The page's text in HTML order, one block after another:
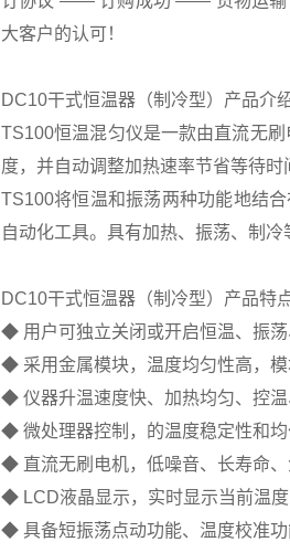
大客户的认可！
DC10干式恒温器（制冷型）产品介绍
TS100恒温混匀仪是一款由直流无
度，并自动调整加热速率节省等待时
TS100将恒温和振荡两种功能地结
自动化工具。具有加热、振荡、制冷
DC10干式恒温器（制冷型）产品特点
◆ 用户可独立关闭或开启恒温、振荡
◆ 采用金属模块，温度均匀性高，模
◆ 仪器升温速度快、加热均匀、控温
◆ 微处理器控制，的温度稳定性和均
◆ 直流无刷电机，低噪音、长寿命、
◆ LCD液晶显示，实时显示当前温度
◆ 具备短振荡点动功能、温度校准功